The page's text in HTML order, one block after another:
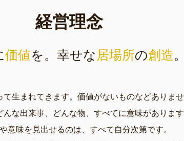
経営理念
価値を。 幸せな 居場所の創造。
生まれてきます。 価値がないものなどありませ
な出来事、
どんな物、すべてに意味があります
意味を見出せるのは、 すべて自分次第です。